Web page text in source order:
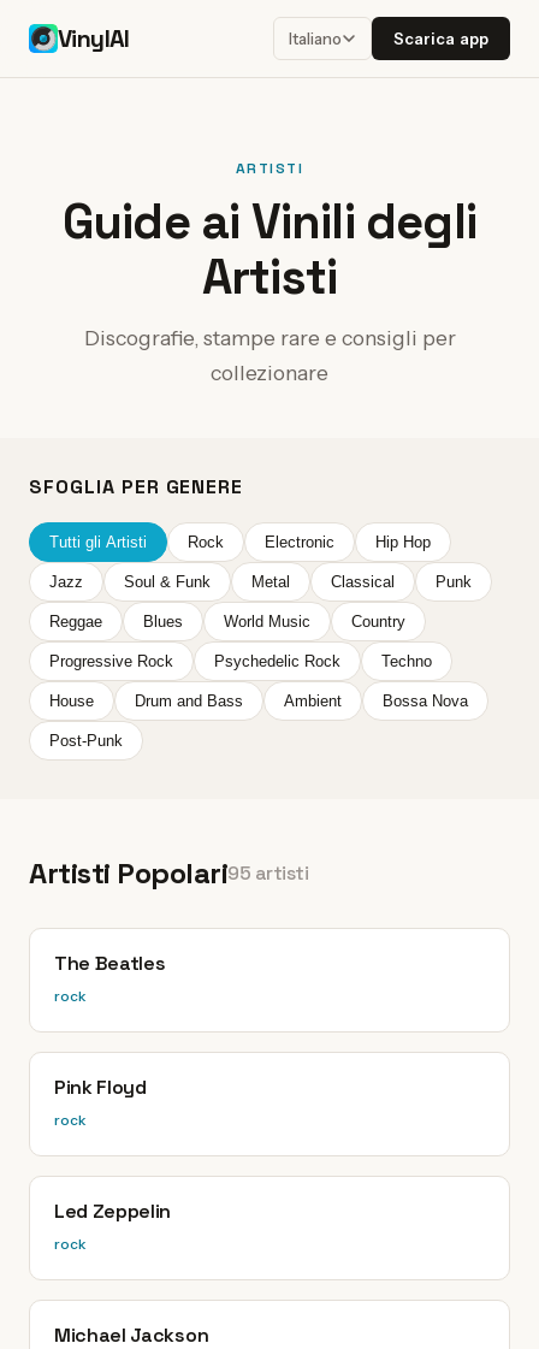
VinylAI Italiano Scarica app
ARTISTI
Guide ai Vinili degli
Artisti
Discografie, stampe rare e consigli per
collezionare
SFOGLIA PER GENERE
Tutti gli Artisti Rock Electronic Hip Hop
Jazz Soul & Funk Metal Classical Punk
Reggae Blues World Music Country
Progressive Rock Psychedelic Rock Techno
House Drum and Bass Ambient Bossa Nova
Post-Punk
Artisti Popolari95 artisti
The Beatles
rock
Pink Floyd
rock
Led Zeppelin
rock
Michael Jackson